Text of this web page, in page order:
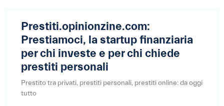
Prestiti.opinionzine.com:
Prestiamoci, la startup finanziaria
per chi investe e per chi chiede
prestiti personali
Prestito tra privati, prestiti personali, prestiti online: da oggi
tutto